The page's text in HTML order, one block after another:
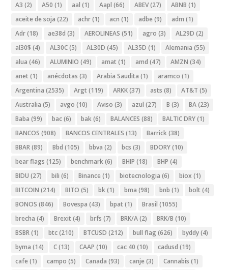
A3 (2) A50 (1) aal (1) Aapl (66) ABEV(27) ABNB (1)
aceite de soja (22) achr(1) acn (1) adbe (9) adm (1)
Adr(18) ae38d (3) AEROLINEAS (51) agro (3) AL29D (2)
al30$ (4) AL30C(5) AL30D (45) AL35D (1) Alemania (55)
alua (46) ALUMINIO (49) amat (1) amd (47) AMZN (34)
anet (1) anécdotas (3) Arabia Saudita (1) aramco (1)
Argentina (2535) Argt (119) ARKK(37) asts (8) AT&T (5)
Australia (5) avgo (10) Aviso (3) azul (27) B (3) BA(23)
Baba (99) bac(6) bak(6) BALANCES (88) BALTIC DRY(1)
BANCOS (908) BANCOS CENTRALES (13) Barrick(38)
BBAR(89) Bbd (105) bbva (2) bcs (3) BDORY(10)
bear flags (125) benchmark(6) BHIP (18) BHP (4)
BIDU (27) bili (6) Binance (1) biotecnologia (6) biox (1)
BITCOIN (214) BITO (5) bk(1) bma (98) bnb (1) bolt (4)
BONOS (846) Bovespa (43) bpat (1) Brasil (1055)
brecha (4) Brexit (4) brfs (7) BRK/A(2) BRK/B (10)
BSBR(1) btc(210) BTCUSD (212) bull flag (626) byddy(4)
byma (14) C(13) CAAP (10) cac 40 (10) cadusd (19)
cafe (1) campo (5) Canada (93) canje (3) Cannabis (1)